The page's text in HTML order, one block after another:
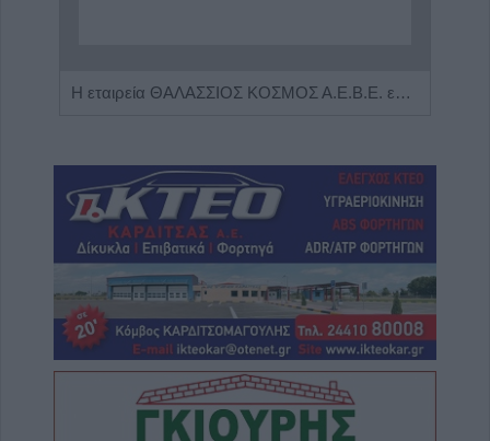
Η εταιρεία ΘΑΛΑΣΣΙΟΣ ΚΟΣΜΟΣ Α.Ε.Β.Ε. επιθυμεί να προσλάβει Αποθηκάριο